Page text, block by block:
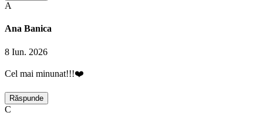
A
Ana Banica
8 Iun. 2026
Cel mai minunat!!!❤️
Răspunde
C